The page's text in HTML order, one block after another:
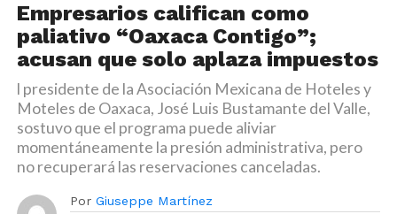
Empresarios califican como
paliativo “Oaxaca Contigo”;
acusan que solo aplaza impuestos
l presidente de la Asociación Mexicana de Hoteles y
Moteles de Oaxaca, José Luis Bustamante del Valle,
sostuvo que el programa puede aliviar
momentáneamente la presión administrativa, pero
no recuperará las reservaciones canceladas.
Por Giuseppe Martínez